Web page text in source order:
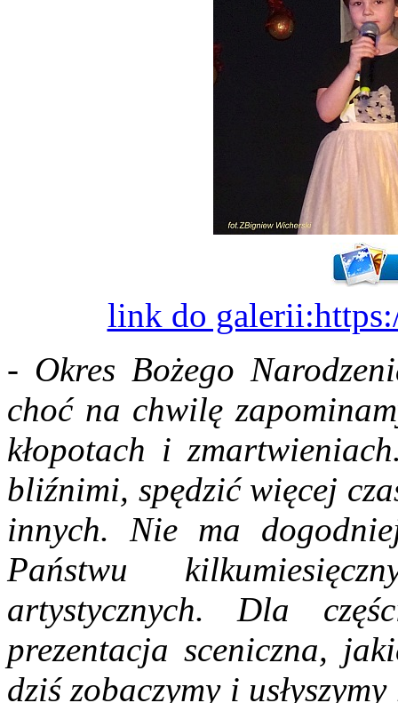
link do
- Okres Bożego
choć na chwilę
kłopotach i
bliźnimi, spędzić więcej
innych. Nie ma
Państwu
artystycznych. Dla
prezentacja sceniczna,
dziś zobaczymy i